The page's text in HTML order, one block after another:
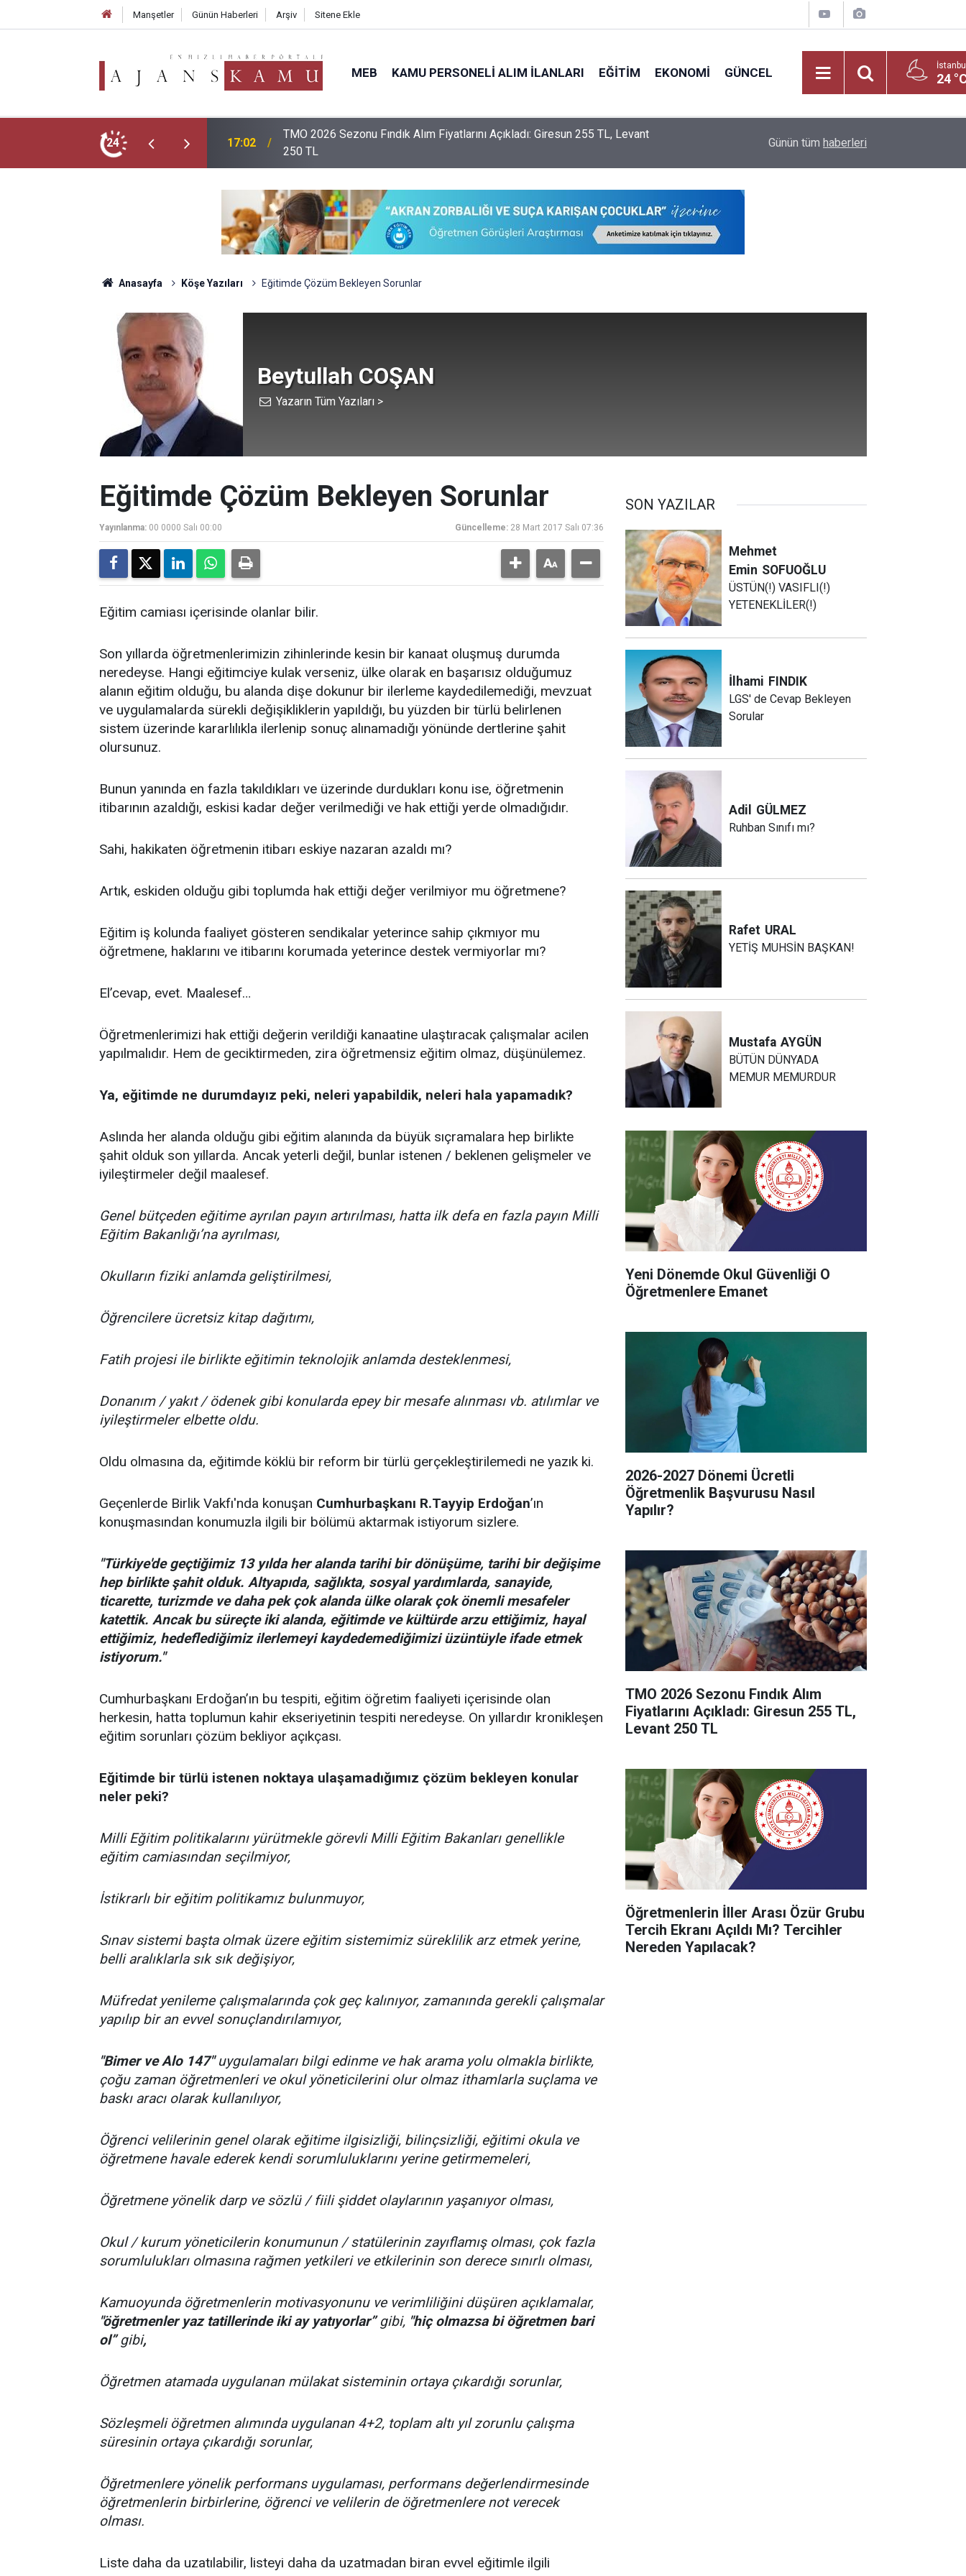
Manşetler Günün Haberleri Arşiv Sitene Ekle
MEB KAMU PERSONELI ALIM İLANLARI EĞITIM EKONOMI GÜNCEL 24
24
250 TL
16:12
Öğretmenlerin İller Arası Özür Grubu Tercih Ekranı Açıldı Mı? Tercihler
Nereden Yapılacak?
ve Meslek Liselerinin!
Günün tüm haberleri
Anasayfa Köşe Yazıları Eğitimde Çözüm Bekleyen Sorunlar
Beytullah COŞAN
Yazarın Tüm Yazıları >
Eğitimde Çözüm Bekleyen Sorunlar
Yayınlanma: 00 0000 Salı 00:00 Güncelleme: 28 Mart 2017 Salı 07:36
Eğitim camiası içerisinde olanlar bilir.
Son yıllarda öğretmenlerimizin zihinlerinde kesin bir kanaat oluşmuş durumda
neredeyse. Hangi eğitimciye kulak verseniz, ülke olarak en başarısız olduğumuz
alanın eğitim olduğu, bu alanda dişe dokunur bir ilerleme kaydedilemediği, mevzuat
ve uygulamalarda sürekli değişikliklerin yapıldığı, bu yüzden bir türlü belirlenen
sistem üzerinde kararlılıkla ilerlenip sonuç alınamadığı yönünde dertlerine şahit
olursunuz.
Bunun yanında en fazla takıldıkları ve üzerinde durdukları konu ise, öğretmenin
itibarının azaldığı, eskisi kadar değer verilmediği ve hak ettiği yerde olmadığıdır.
Sahi, hakikaten öğretmenin itibarı eskiye nazaran azaldı mı?
Artık, eskiden olduğu gibi toplumda hak ettiği değer verilmiyor mu öğretmene?
Eğitim iş kolunda faaliyet gösteren sendikalar yeterince sahip çıkmıyor mu
öğretmene, haklarını ve itibarını korumada yeterince destek vermiyorlar mı?
El’cevap, evet. Maalesef…
Öğretmenlerimizi hak ettiği değerin verildiği kanaatine ulaştıracak çalışmalar acilen
yapılmalıdır. Hem de geciktirmeden, zira öğretmensiz eğitim olmaz, düşünülemez.
Ya, eğitimde ne durumdayız peki, neleri yapabildik, neleri hala yapamadık?
Aslında her alanda olduğu gibi eğitim alanında da büyük sıçramalara hep birlikte
şahit olduk son yıllarda. Ancak yeterli değil, bunlar istenen / beklenen gelişmeler ve
iyileştirmeler değil maalesef.
Genel bütçeden eğitime ayrılan payın artırılması, hatta ilk defa en fazla payın Milli
Eğitim Bakanlığı’na ayrılması,
Okulların fiziki anlamda geliştirilmesi,
Öğrencilere ücretsiz kitap dağıtımı,
Fatih projesi ile birlikte eğitimin teknolojik anlamda desteklenmesi,
Donanım / yakıt / ödenek gibi konularda epey bir mesafe alınması vb. atılımlar ve
iyileştirmeler elbette oldu.
Oldu olmasına da, eğitimde köklü bir reform bir türlü gerçekleştirilemedi ne yazık ki.
Geçenlerde Birlik Vakfı'nda konuşan Cumhurbaşkanı R.Tayyip Erdoğan’ın
konuşmasından konumuzla ilgili bir bölümü aktarmak istiyorum sizlere.
"Türkiye'de geçtiğimiz 13 yılda her alanda tarihi bir dönüşüme, tarihi bir değişime
hep birlikte şahit olduk. Altyapıda, sağlıkta, sosyal yardımlarda, sanayide,
ticarette, turizmde ve daha pek çok alanda ülke olarak çok önemli mesafeler
katettik. Ancak bu süreçte iki alanda, eğitimde ve kültürde arzu ettiğimiz, hayal
ettiğimiz, hedeflediğimiz ilerlemeyi kaydedemediğimizi üzüntüyle ifade etmek
istiyorum."
Cumhurbaşkanı Erdoğan’ın bu tespiti, eğitim öğretim faaliyeti içerisinde olan
herkesin, hatta toplumun kahir ekseriyetinin tespiti neredeyse. On yıllardır kronikleşen
eğitim sorunları çözüm bekliyor açıkçası.
Eğitimde bir türlü istenen noktaya ulaşamadığımız çözüm bekleyen konular
neler peki?
Milli Eğitim politikalarını yürütmekle görevli Milli Eğitim Bakanları genellikle
eğitim camiasından seçilmiyor,
İstikrarlı bir eğitim politikamız bulunmuyor,
Sınav sistemi başta olmak üzere eğitim sistemimiz süreklilik arz etmek yerine,
belli aralıklarla sık sık değişiyor,
Müfredat yenileme çalışmalarında çok geç kalınıyor, zamanında gerekli çalışmalar
yapılıp bir an evvel sonuçlandırılamıyor,
"Bimer ve Alo 147"uygulamaları bilgi edinme ve hak arama yolu olmakla birlikte,
çoğu zaman öğretmenleri ve okul yöneticilerini olur olmaz ithamlarla suçlama ve
baskı aracı olarak kullanılıyor,
Öğrenci velilerinin genel olarak eğitime ilgisizliği, bilinçsizliği, eğitimi okula ve
öğretmene havale ederek kendi sorumluluklarını yerine getirmemeleri,
Öğretmene yönelik darp ve sözlü / fiili şiddet olaylarının yaşanıyor olması,
Okul / kurum yöneticilerin konumunun / statülerinin zayıflamış olması, çok fazla
sorumlulukları olmasına rağmen yetkileri ve etkilerinin son derece sınırlı olması,
Kamuoyunda öğretmenlerin motivasyonunu ve verimliliğini düşüren açıklamalar,
"öğretmenler yaz tatillerinde iki ay yatıyorlar”gibi, "hiç olmazsa bi öğretmen bari
ol”gibi,
Öğretmen atamada uygulanan mülakat sisteminin ortaya çıkardığı sorunlar,
Sözleşmeli öğretmen alımında uygulanan 4+2, toplam altı yıl zorunlu çalışma
süresinin ortaya çıkardığı sorunlar,
Öğretmenlere yönelik performans uygulaması, performans değerlendirmesinde
öğretmenlerin birbirlerine, öğrenci ve velilerin de öğretmenlere not verecek
olması.
Liste daha da uzatılabilir, listeyi daha da uzatmadan biran evvel eğitimle ilgili
SON YAZILAR
Mehmet
Emin SOFUOĞLU
ÜSTÜN(!) VASIFLI(!)
YETENEKLİLER(!)
İlhami FINDIK
LGS' de Cevap Bekleyen
Sorular
Adil GÜLMEZ
Ruhban Sınıfı mı?
Rafet URAL
YETİŞ MUHSİN BAŞKAN!
Mustafa AYGÜN
BÜTÜN DÜNYADA
MEMUR MEMURDUR
Yeni Dönemde Okul Güvenliği O
Öğretmenlere Emanet
2026-2027 Dönemi Ücretli
Öğretmenlik Başvurusu Nasıl
Yapılır?
TMO 2026 Sezonu Fındık Alım
Fiyatlarını Açıkladı: Giresun 255 TL,
Levant 250 TL
Öğretmenlerin İller Arası Özür Grubu
Tercih Ekranı Açıldı Mı? Tercihler
Nereden Yapılacak?